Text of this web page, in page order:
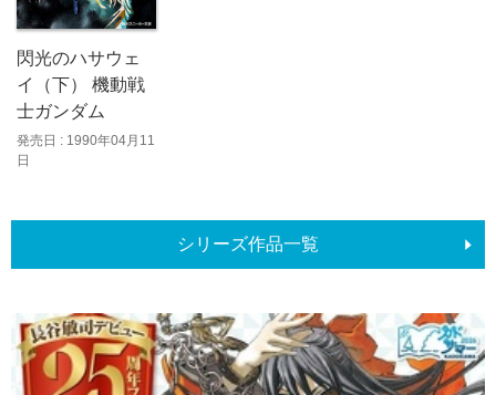
閃光のハサウェ
イ（下） 機動戦
士ガンダム
発売日 : 1990年04月11
日
シリーズ作品一覧